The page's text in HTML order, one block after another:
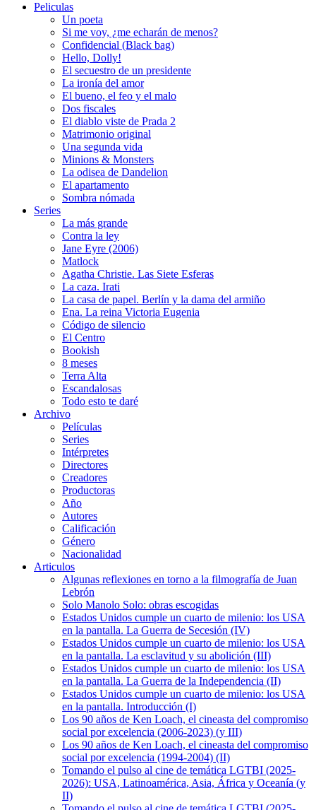
Peliculas
Un poeta
Si me voy, ¿me echarán de menos?
Confidencial (Black bag)
Hello, Dolly!
El secuestro de un presidente
La ironía del amor
El bueno, el feo y el malo
Dos fiscales
El diablo viste de Prada 2
Matrimonio original
Una segunda vida
Minions & Monsters
La odisea de Dandelion
El apartamento
Sombra nómada
Series
La más grande
Contra la ley
Jane Eyre (2006)
Matlock
Agatha Christie. Las Siete Esferas
La caza. Irati
La casa de papel. Berlín y la dama del armiño
Ena. La reina Victoria Eugenia
Código de silencio
El Centro
Bookish
8 meses
Terra Alta
Escandalosas
Todo esto te daré
Archivo
Películas
Series
Intérpretes
Directores
Creadores
Productoras
Año
Autores
Calificación
Género
Nacionalidad
Articulos
Algunas reflexiones en torno a la filmografía de Juan
Lebrón
Solo Manolo Solo: obras escogidas
Estados Unidos cumple un cuarto de milenio: los USA
en la pantalla. La Guerra de Secesión (IV)
Estados Unidos cumple un cuarto de milenio: los USA
en la pantalla. La esclavitud y su abolición (III)
Estados Unidos cumple un cuarto de milenio: los USA
en la pantalla. La Guerra de la Independencia (II)
Estados Unidos cumple un cuarto de milenio: los USA
en la pantalla. Introducción (I)
Los 90 años de Ken Loach, el cineasta del compromiso
social por excelencia (2006-2023) (y III)
Los 90 años de Ken Loach, el cineasta del compromiso
social por excelencia (1994-2004) (II)
Tomando el pulso al cine de temática LGTBI (2025-
2026): USA, Latinoamérica, Asia, África y Oceanía (y
II)